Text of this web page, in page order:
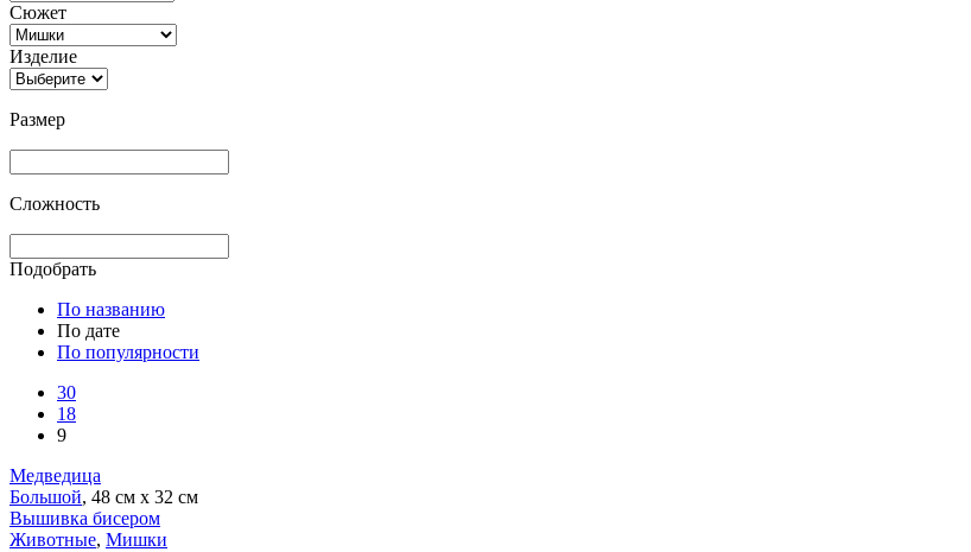
Сюжет
Изделие
Размер
Сложность
Подобрать
По названию
По дате
По популярности
30
18
9
Медведица
Большой, 48 см х 32 см
Вышивка бисером
Животные, Мишки